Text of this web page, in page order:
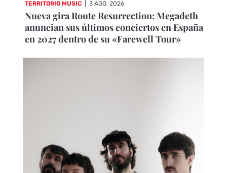
TERRITORIO MUSIC 3 AGO, 2026
Nueva gira Route Resurrection: Megadeth
anuncian sus últimos conciertos en España
en 2027 dentro de su «Farewell Tour»